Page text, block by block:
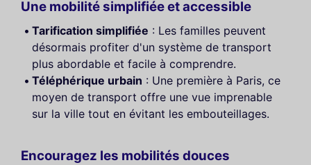
Une mobilité simplifiée et accessible
Tarification simplifiée : Les familles peuvent
désormais profiter d'un système de transport
plus abordable et facile à comprendre.
Téléphérique urbain : Une première à Paris, ce
moyen de transport offre une vue imprenable
sur la ville tout en évitant les embouteillages.
Encouragez les mobilités douces